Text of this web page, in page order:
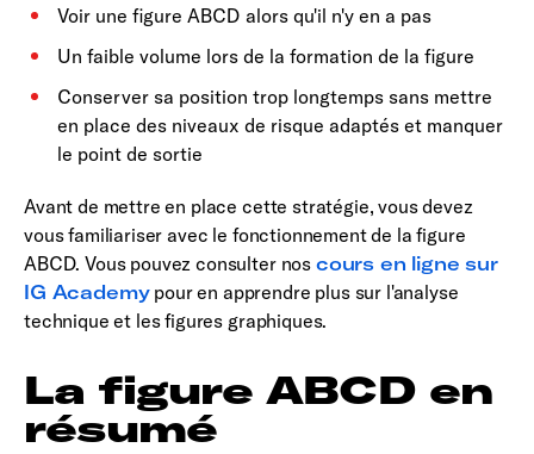
Voir une figure ABCD alors qu'il n'y en a pas
Un faible volume lors de la formation de la figure
Conserver sa position trop longtemps sans mettre
en place des niveaux de risque adaptés et manquer
le point de sortie
Avant de mettre en place cette stratégie, vous devez
vous familiariser avec le fonctionnement de la figure
ABCD. Vous pouvez consulter nos cours en ligne sur
IG Academypour en apprendre plus sur l'analyse
technique et les figures graphiques.
La figure ABCD en
résumé